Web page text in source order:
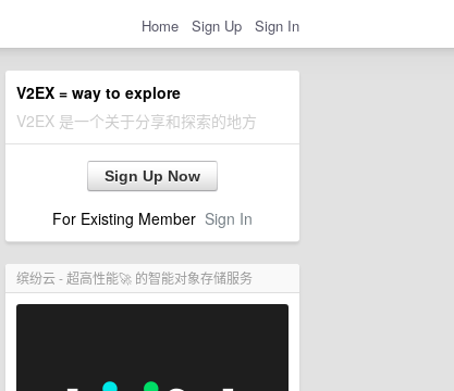
Home Sign Up Sign In
V2EX = way to explore
V2EX 是一个关于分享和探索的地方
Sign Up Now
For Existing Member Sign In
缤纷云 - 超高性能🚀 的智能对象存储服务